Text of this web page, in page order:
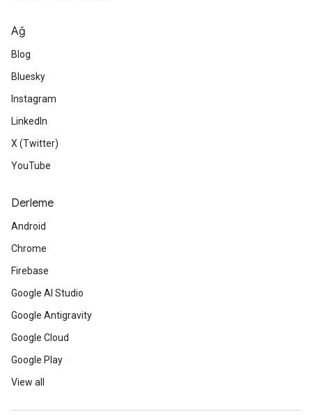
Ağ
Blog
Bluesky
Instagram
LinkedIn
X (Twitter)
YouTube
Derleme
Android
Chrome
Firebase
Google AI Studio
Google Antigravity
Google Cloud
Google Play
View all